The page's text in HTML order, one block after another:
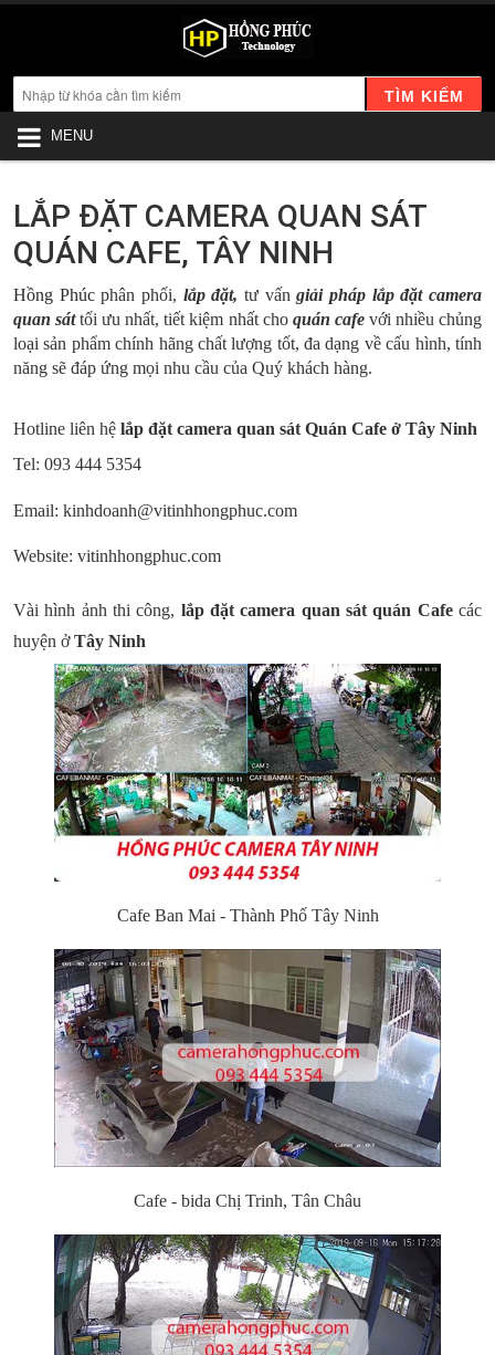
TÌM KIẾM
MENU
LẮP ĐẶT CAMERA QUAN SÁT
QUÁN CAFE, TÂY NINH
Hồng Phúcphân phối, lắp đặt, tư vấngiải pháp lắp đặt camera
quan sáttối ưu nhất, tiết kiệm nhất cho quán cafevới nhiều chủng
loại sản phẩm chính hãng chất lượng tốt, đa dạng về cấu hình, tính
năng sẽ đáp ứng mọi nhu cầu của Quý khách hàng.
Hotline liên hệ lắp đặt camera quan sát Quán Cafe ở Tây Ninh
Tel: 093 444 5354
Email: kinhdoanh@vitinhhongphuc.com
Website: vitinhhongphuc.com
Vài hình ảnh thi công, lắp đặt camera quan sát quán Cafecác
huyện ởTây Ninh
Cafe Ban Mai - Thành Phố Tây Ninh
Cafe - bida Chị Trinh, Tân Châu